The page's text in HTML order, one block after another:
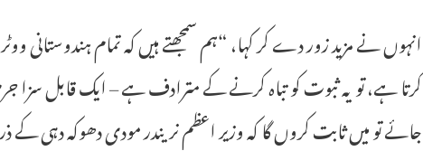
انہوں نے مزید زور دے کر کہا، “ہم سمجھتے ہیں کہ تمام ہندوستانی
کرتا ہے، تو یہ ثبوت کو تباہ کرنے کے مترادف ہے – ایک قابل سزا
جائے تو میں ثابت کروں گا کہ وزیر اعظم نریندر مودی دھوکہ دہی